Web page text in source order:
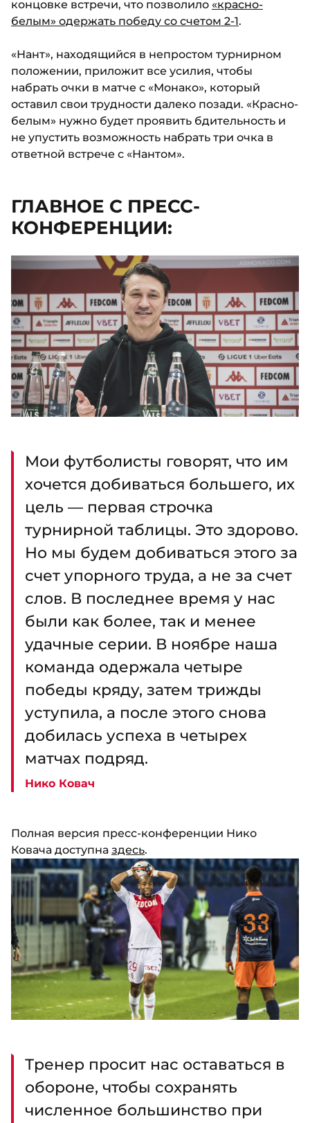
концовке встречи, что позволило «красно-
белым» одержать победу со счетом 2-1.
«Нант», находящийся в непростом турнирном
положении, приложит все усилия, чтобы
набрать очки в матче с «Монако», который
оставил свои трудности далеко позади. «Красно-
белым» нужно будет проявить бдительность и
не упустить возможность набрать три очка в
ответной встрече с «Нантом».
ГЛАВНОЕ С ПРЕСС-
КОНФЕРЕНЦИИ:
Мои футболисты говорят, что им
хочется добиваться большего, их
цель — первая строчка
турнирной таблицы. Это здорово.
Но мы будем добиваться этого за
счет упорного труда, а не за счет
слов. В последнее время у нас
были как более, так и менее
удачные серии. В ноябре наша
команда одержала четыре
победы кряду, затем трижды
уступила, а после этого снова
добилась успеха в четырех
матчах подряд.
Нико Ковач
Полная версия пресс-конференции Нико
Ковача доступна здесь.
Тренер просит нас оставаться в
обороне, чтобы сохранять
численное большинство при